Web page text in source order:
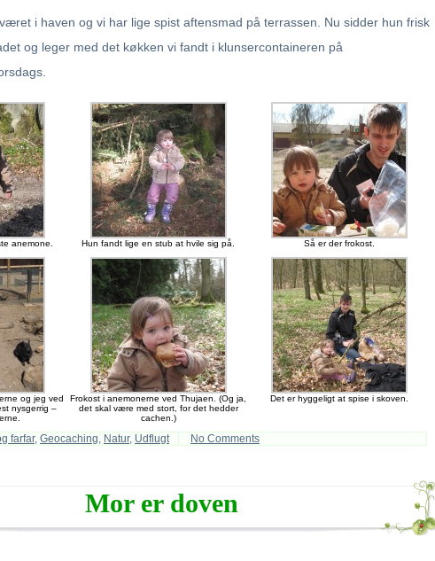
i haven og vi har lige spist aftensmad på terrassen. Nu sidder hun frisk
og leger med det køkken vi fandt i klunsercontaineren på
anemone. Hun fandt lige en stub at hvile sig på. Så er der frokost.
og jeg ved
nysgerrig –
Frokost i anemonerne ved Thujaen. (Og ja,
det skal være med stort, for det hedder
cachen.)
Det er hyggeligt at spise i skoven.
farfar, Geocaching, Natur, Udflugt No Comments
Mor er doven